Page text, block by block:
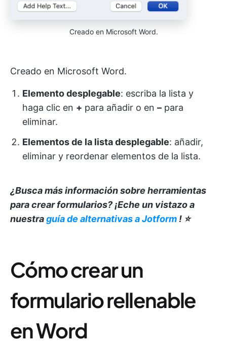
Creado en Microsoft Word.
Creado en Microsoft Word.
Elemento desplegable: escriba la lista y
haga clic en + para añadir o en – para
eliminar.
Elementos de la lista desplegable: añadir,
eliminar y reordenar elementos de la lista.
¿Busca más información sobre herramientas
para crear formularios? ¡Eche un vistazo a
nuestraguía de alternativas a Jotform ! ⭐️
Cómo crear un
formulario rellenable
en Word